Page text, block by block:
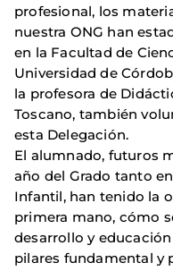
profesional, los
nuestra ONG han
en la Facultad de
Universidad de
la profesora de
Toscano, también
esta Delegación.
El alumnado, futuros
año del Grado tanto
Infantil, han tenido la
primera mano, cómo
desarrollo y
pilares fundamental y